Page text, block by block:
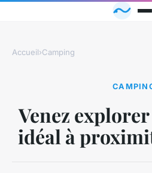
Accueil›Camping
Venez
idéal à